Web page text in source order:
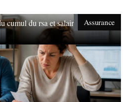
Assurance
cumul du rsa et salaire